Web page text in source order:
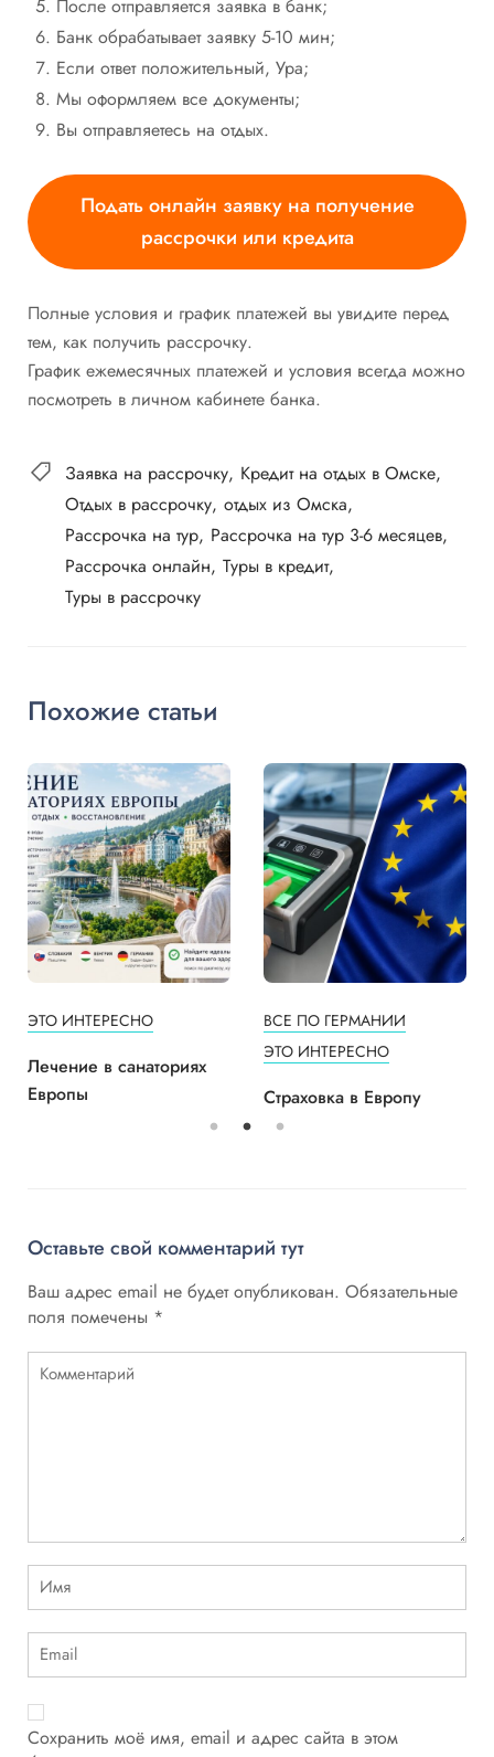
После отправляется заявка в банк;
Банк обрабатывает заявку 5-10 мин;
Если ответ положительный, Ура;
Мы оформляем все документы;
Вы отправляетесь на отдых.
Подать онлайн заявку на получение
рассрочки или кредита
Полные условия и график платежей вы увидите перед
тем, как получить рассрочку.
График ежемесячных платежей и условия всегда можно
посмотреть в личном кабинете банка.
Заявка на рассрочку Кредит на отдых в Омске
Отдых в рассрочку отдых из Омска
Рассрочка на тур Рассрочка на тур 3-6 месяцев
Рассрочка онлайн Туры в кредит
Туры в рассрочку
Похожие статьи
ЭТО ИНТЕРЕСНО
Лечение в санаториях
Европы
ВСЕ ПО ГЕРМАНИИ
ЭТО ИНТЕРЕСНО
Страховка в Европу
Оставьте свой комментарий тут
Ваш адрес email не будет опубликован. Обязательные
поля помечены *
Сохранить моё имя, email и адрес сайта в этом